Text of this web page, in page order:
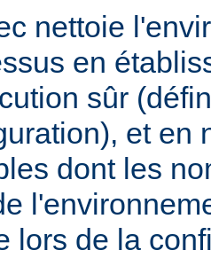
nettoie
en
sûr
et en
dont les
lors de la